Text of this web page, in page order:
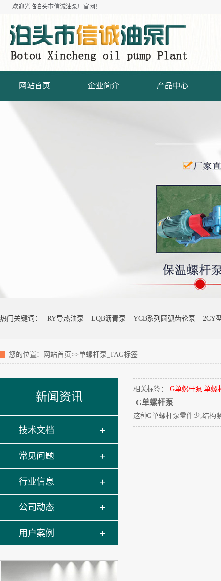
欢迎光临泊头市信诚油泵厂 官网！
网站首页 企业简介 产品中心
热门关键词： RY导热油泵 LQB沥青泵 YCB系列圆弧齿轮泵 2CY
您的位置： 网站首页>>单螺杆泵_TAG标签
新闻资讯
技术文档
常见问题
行业信息
公司动态
用户案例
相关标签： G单螺杆泵 单螺
G单螺杆泵
这种G单螺杆泵零件少,结构